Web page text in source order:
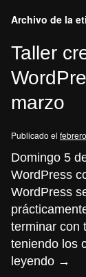
Archivo de la
Taller
marzo
Publicado el
Domingo 5
WordPress
WordPress
terminar con
teniendo los
leyendo →